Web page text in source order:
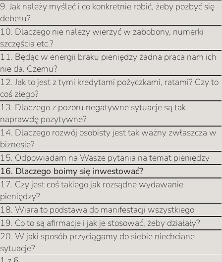
9. Jak należy myśleć i co konkretnie robić, żeby pozbyć się
debetu?
10. Dlaczego nie należy wierzyć w zabobony, numerki
szczęścia etc.?
11. Będąc w energii braku pieniędzy żadna praca nam ich
nie da. Czemu?
12. Jak to jest z tymi kredytami pożyczkami, ratami? Czy to
coś złego?
13. Dlaczego z pozoru negatywne sytuacje są tak
naprawdę pozytywne?
14. Dlaczego rozwój osobisty jest tak ważny zwłaszcza w
biznesie?
15. Odpowiadam na Wasze pytania na temat pieniędzy
16. Dlaczego boimy się inwestować?
17. Czy jest coś takiego jak rozsądne wydawanie
pieniędzy?
18. Wiara to podstawa do manifestacji wszystkiego
19. Co to są afirmacje i jak je stosować, żeby działały?
20. W jaki sposób przyciągamy do siebie niechciane
sytuacje?